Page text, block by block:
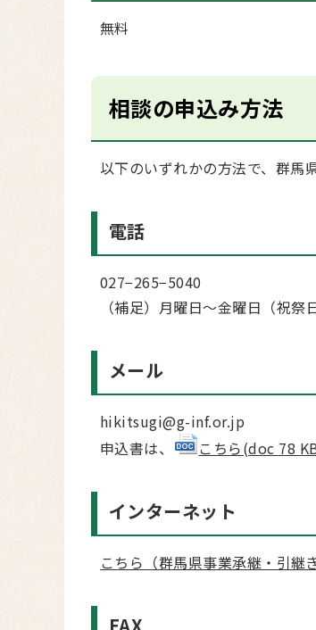
無料
相談の申込み方法
以下のいずれかの方法で、群馬
電話
027−265−5040
（補足）月曜日～金曜日（祝
メール
hikitsugi@g-inf.or.jp
申込書は、
こちら(doc 78
インターネット
こちら（群馬県事業承継・引継